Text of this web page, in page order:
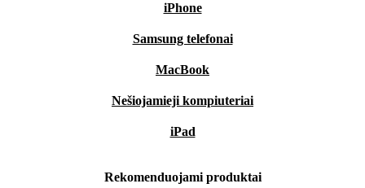
iPhone
Samsung telefonai
MacBook
Nešiojamieji kompiuteriai
iPad
Rekomenduojami produktai